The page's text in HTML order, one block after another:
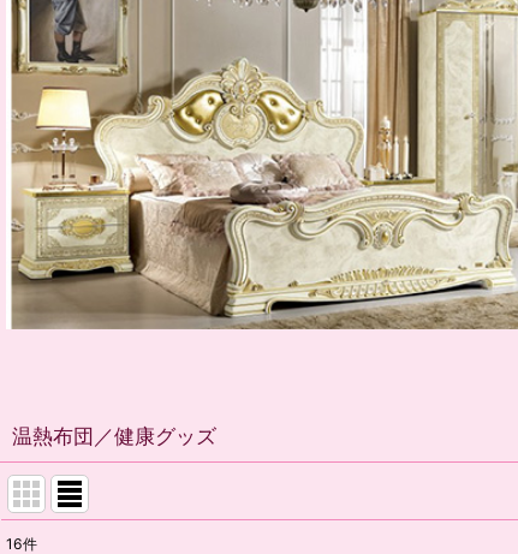
温熱布団／健康グッズ
16件